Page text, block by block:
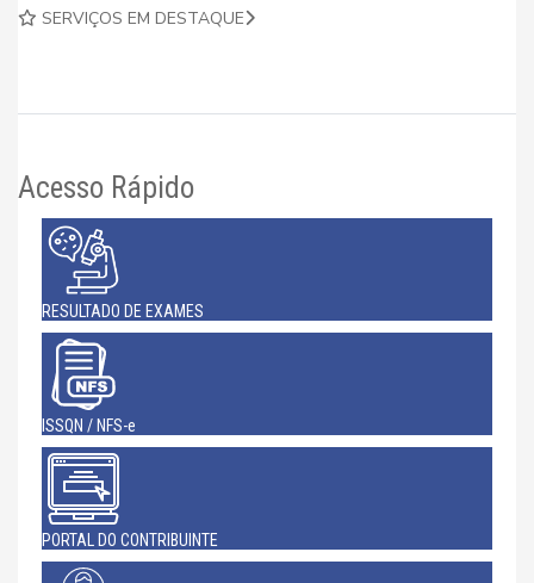
SERVIÇOS EM DESTAQUE
Acesso Rápido
RESULTADO DE EXAMES
ISSQN / NFS-e
PORTAL DO CONTRIBUINTE